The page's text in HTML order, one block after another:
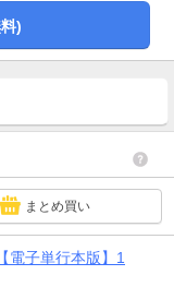
まって!?隣から聞こえて
の声の男性を想像して自
)
まとめ買い
電子単行本版】1